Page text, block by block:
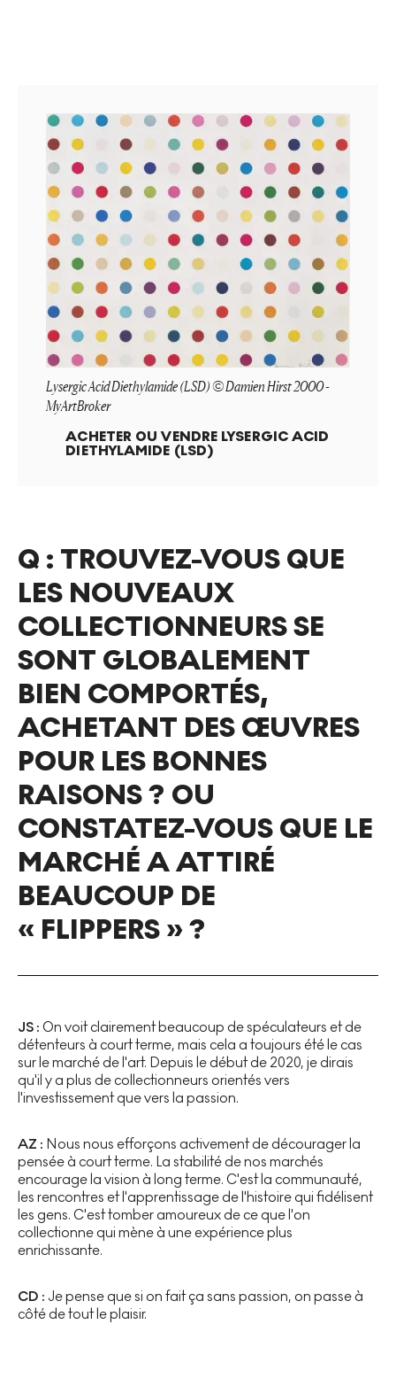
Lysergic Acid Diethylamide (LSD) © Damien Hirst 2000 -
MyArtBroker
ACHETER OU VENDRE LYSERGIC ACID
DIETHYLAMIDE (LSD)
Q : TROUVEZ-VOUS QUE
LES NOUVEAUX
COLLECTIONNEURS SE
SONT GLOBALEMENT
BIEN COMPORTÉS,
ACHETANT DES ŒUVRES
POUR LES BONNES
RAISONS ? OU
CONSTATEZ-VOUS QUE LE
MARCHÉ A ATTIRÉ
BEAUCOUP DE
« FLIPPERS » ?
JS : On voit clairement beaucoup de spéculateurs et de
détenteurs à court terme, mais cela a toujours été le cas
sur le marché de l'art. Depuis le début de 2020, je dirais
qu'il y a plus de collectionneurs orientés vers
l'investissement que vers la passion.
AZ : Nous nous efforçons activement de décourager la
pensée à court terme. La stabilité de nos marchés
encourage la vision à long terme. C'est la communauté,
les rencontres et l'apprentissage de l'histoire qui fidélisent
les gens. C'est tomber amoureux de ce que l'on
collectionne qui mène à une expérience plus
enrichissante.
CD : Je pense que si on fait ça sans passion, on passe à
côté de tout le plaisir.